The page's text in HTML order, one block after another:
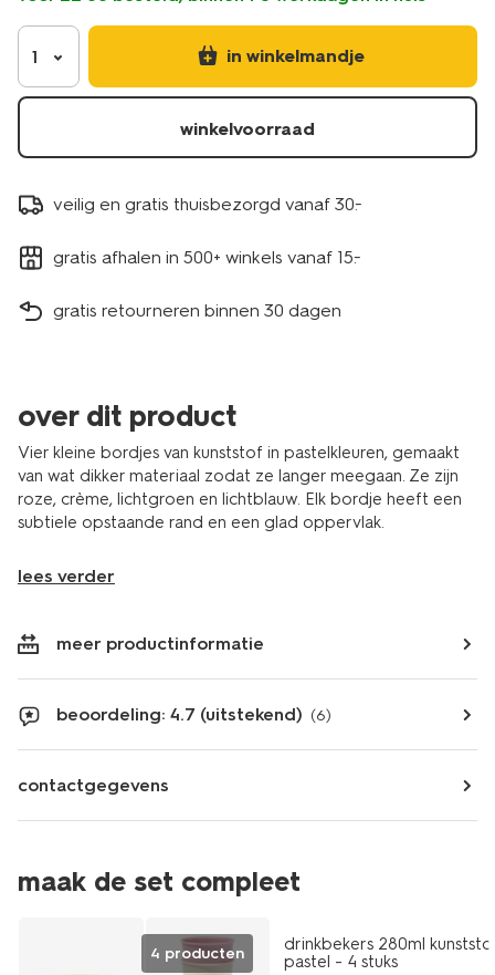
stuks-
80650228.html
1 in winkelmandje
winkelvoorraad
veilig en gratis thuisbezorgd vanaf 30.-
gratis afhalen in 500+ winkels vanaf 15.-
gratis retourneren binnen 30 dagen
over dit product
Vier kleine bordjes van kunststof in pastelkleuren, gemaakt
van wat dikker materiaal zodat ze langer meegaan. Ze zijn
roze, crème, lichtgroen en lichtblauw. Elk bordje heeft een
subtiele opstaande rand en een glad oppervlak.
lees verder
meer productinformatie
beoordeling: 4.7 (uitstekend) (6)
contactgegevens
maak de set compleet
4 producten
drinkbekers 280ml
pastel - 4 stuks